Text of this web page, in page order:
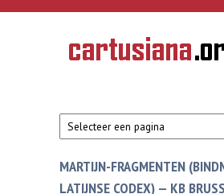
Overslaan en naar de inhoud gaan
Geschiedenis
van de
MARTIJN-FRAGMENTEN
LATIJNSE CODEX) — KB